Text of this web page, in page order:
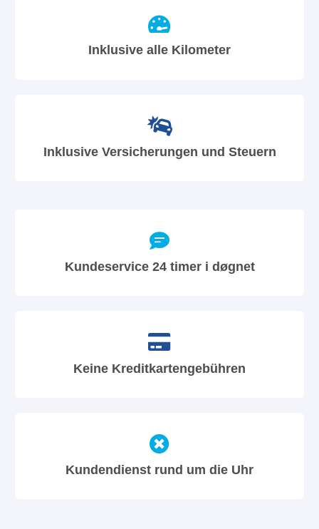
Inklusive alle Kilometer
Inklusive Versicherungen und Steuern
Kundeservice 24 timer i døgnet
Keine Kreditkartengebühren
Kundendienst rund um die Uhr